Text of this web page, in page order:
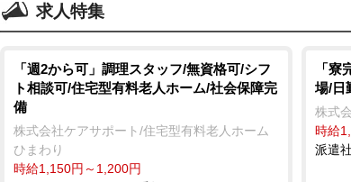
求人特集
「週2から可」調理スタッフ/無資格可/シフ
ト相談可/住宅型有料老人ホーム/社会保障完
備
株式会社ケアサポート/住宅型有料老人ホーム
ひまわり
時給1,150円～1,200円
「
場/日
株式
時給
派遣